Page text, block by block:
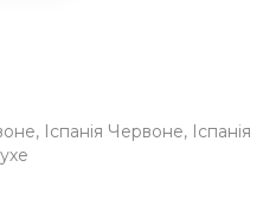
Іспанія Червоне Іспанія